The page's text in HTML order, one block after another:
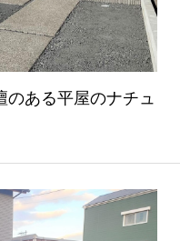
ある平屋のナチュ